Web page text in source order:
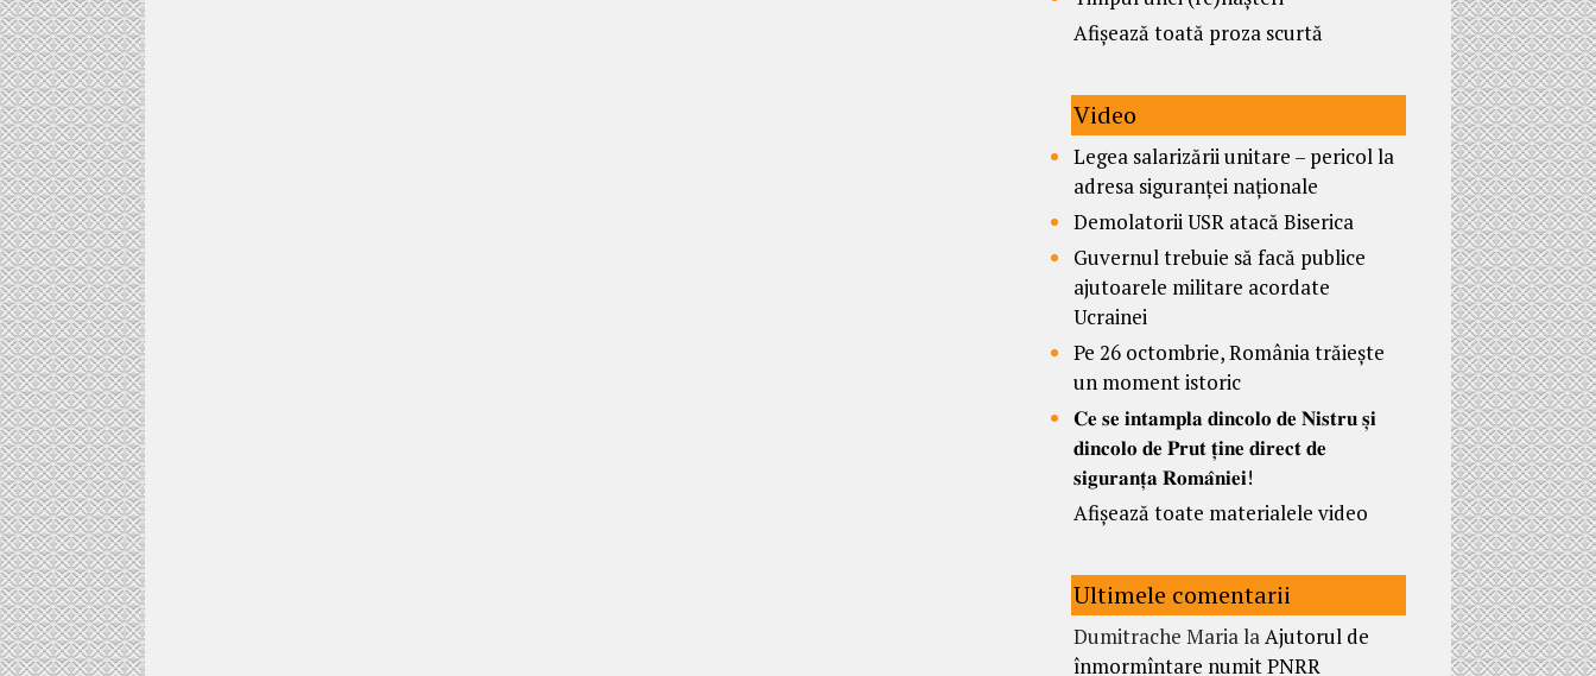
Afișează toată proza scurtă
Video
Legea salarizării unitare – pericol la
adresa siguranței naționale
Demolatorii USR atacă Biserica
Guvernul trebuie să facă publice
ajutoarele militare acordate
Ucrainei
Pe 26 octombrie, România trăiește
un moment istoric
𝐂𝐞 𝐬𝐞 𝐢𝐧𝐭𝐚𝐦𝐩𝐥𝐚 𝐝𝐢𝐧𝐜𝐨𝐥𝐨 𝐝𝐞 𝐍𝐢𝐬𝐭𝐫𝐮 𝐬̦𝐢
𝐝𝐢𝐧𝐜𝐨𝐥𝐨 𝐝𝐞 𝐏𝐫𝐮𝐭 𝐭̦𝐢𝐧𝐞 𝐝𝐢𝐫𝐞𝐜𝐭 𝐝𝐞
𝐬𝐢𝐠𝐮𝐫𝐚𝐧𝐭̦𝐚 𝐑𝐨𝐦𝐚̂𝐧𝐢𝐞𝐢!
Afișează toate materialele video
Ultimele comentarii
Dumitrache MarialaAjutorul de
înmormîntare numit PNRR